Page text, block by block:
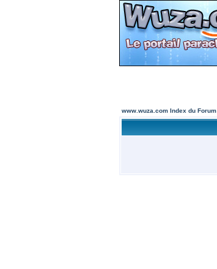
www.wuza.com Index du Forum